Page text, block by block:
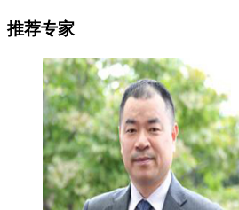
推荐专家